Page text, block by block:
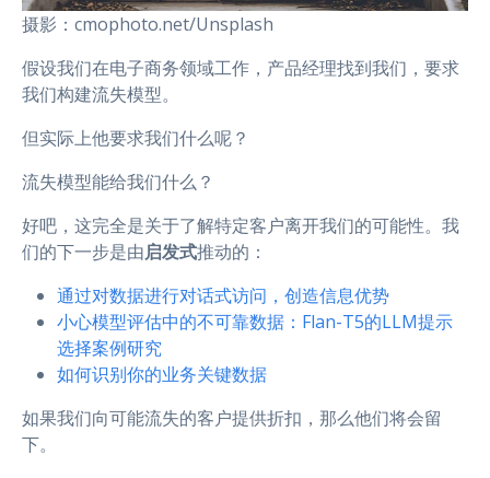
摄影：cmophoto.net/Unsplash
假设我们在电子商务领域工作，产品经理找到我们，要求
我们构建流失模型。
但实际上他要求我们什么呢？
流失模型能给我们什么？
好吧，这完全是关于了解特定客户离开我们的可能性。我
们的下一步是由启发式推动的：
通过对数据进行对话式访问，创造信息优势
小心模型评估中的不可靠数据：Flan-T5的LLM提示
选择案例研究
如何识别你的业务关键数据
如果我们向可能流失的客户提供折扣，那么他们将会留
下。